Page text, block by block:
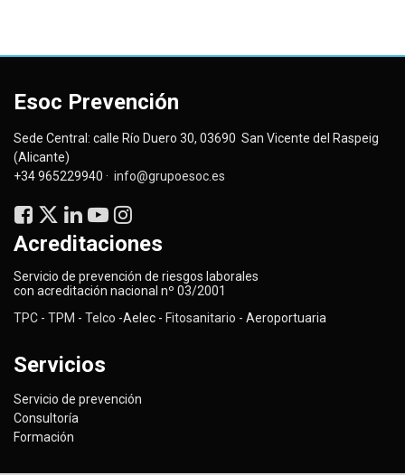
Esoc Prevención
Sede Central: calle Río Duero 30, 03690 San Vicente del Raspeig
(Alicante)
+34 965229940 · info@grupoesoc.es
Acreditaciones
Servicio de prevención de riesgos laborales
con acreditación nacional nº 03/2001
TPC - TPM - Telco -Aelec - Fitosanitario - Aeroportuaria
Servicios
Servicio de prevención
Consultoría
Formación